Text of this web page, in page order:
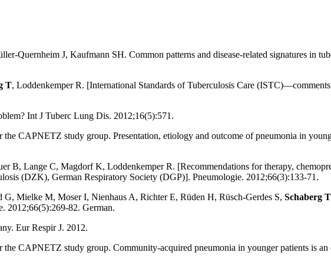
Quernheim J, Kaufmann SH. Common patterns and disease-related signatures in
T, Loddenkemper R. [International Standards of Tuberculosis Care
Int J Tuberc Lung Dis. 2012;16(5):571.
CAPNETZ study group. Presentation, etiology and outcome of pneumonia in
B, Lange C, Magdorf K, Loddenkemper R. [Recommendations for therapy,
(DZK), German Respiratory Society (DGP)]. Pneumologie. 2012;66(3):133-71.
Mielke M, Moser I, Nienhaus A, Richter E, Rüden H, Rüsch-Gerdes S, Schaberg T
2012;66(5):269-82. German.
Eur Respir J. 2012.
the CAPNETZ study group. Community-acquired pneumonia in younger patients is